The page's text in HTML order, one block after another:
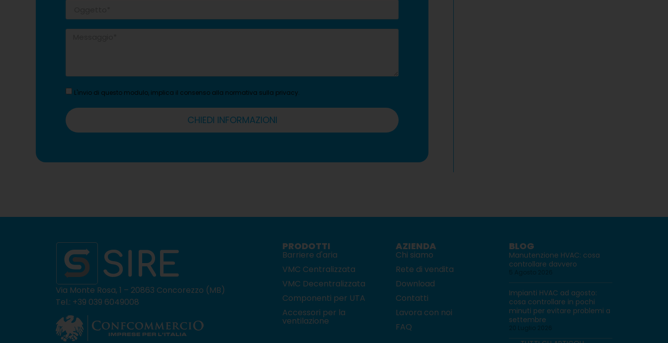
L'invio di questo modulo, implica il consenso alla normativa sulla privacy.
CHIEDI INFORMAZIONI
Via Monte Rosa, 1 – 20863 Concorezzo (MB)
Tel.: +39 039 6049008
PRODOTTI
Barriere d'aria
VMC Centralizzata
VMC Decentralizzata
Componenti per UTA
Accessori per la
ventilazione
AZIENDA
Chi siamo
Rete di vendita
Download
Contatti
Lavora con noi
FAQ
BLOG
Manutenzione HVAC: cosa
controllare davvero
Impianti HVAC ad agosto:
cosa controllare in pochi
minuti per evitare problemi a
settembre